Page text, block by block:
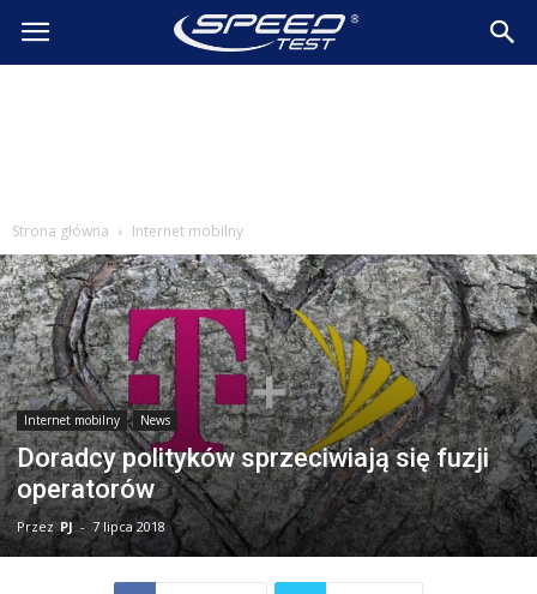
SpeedTest.pl
Strona główna Internet mobilny
Internet mobilny News
Doradcy polityków sprzeciwiają się fuzji
operatorów
Przez PJ - 7 lipca 2018